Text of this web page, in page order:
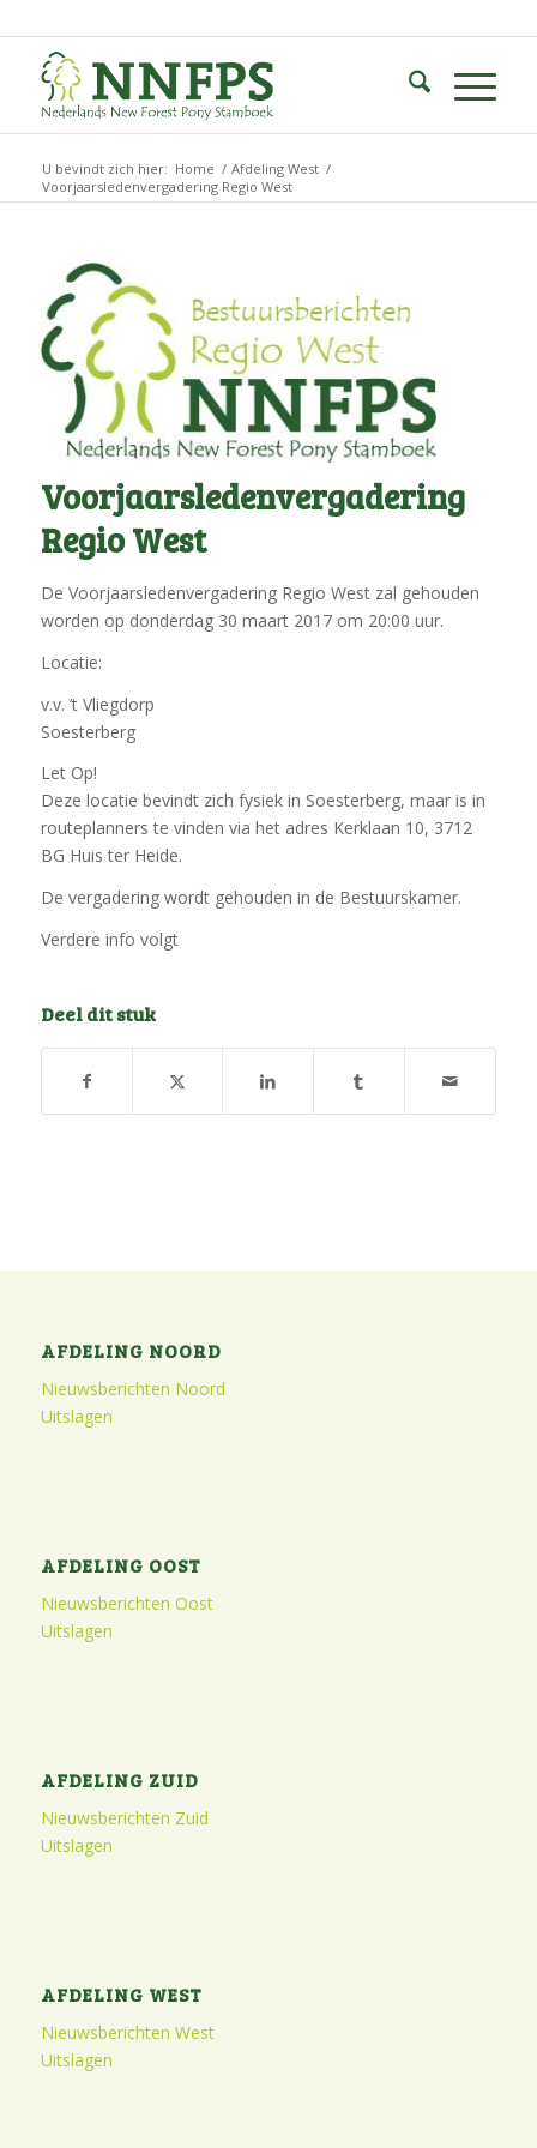
U bevindt zich hier: Home / Afdeling West /
Voorjaarsledenvergadering Regio West
Voorjaarsledenvergadering
Regio West
De Voorjaarsledenvergadering Regio West zal gehouden
worden op donderdag 30 maart 2017 om 20:00 uur.
Locatie:
v.v. ’t Vliegdorp
Soesterberg
Let Op!
Deze locatie bevindt zich fysiek in Soesterberg, maar is in
routeplanners te vinden via het adres Kerklaan 10, 3712
BG Huis ter Heide.
De vergadering wordt gehouden in de Bestuurskamer.
Verdere info volgt
Deel dit stuk
AFDELING NOORD
Nieuwsberichten Noord
Uitslagen
AFDELING OOST
Nieuwsberichten Oost
Uitslagen
AFDELING ZUID
Nieuwsberichten Zuid
Uitslagen
AFDELING WEST
Nieuwsberichten West
Uitslagen